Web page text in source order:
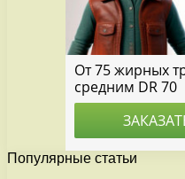
Популярные статьи